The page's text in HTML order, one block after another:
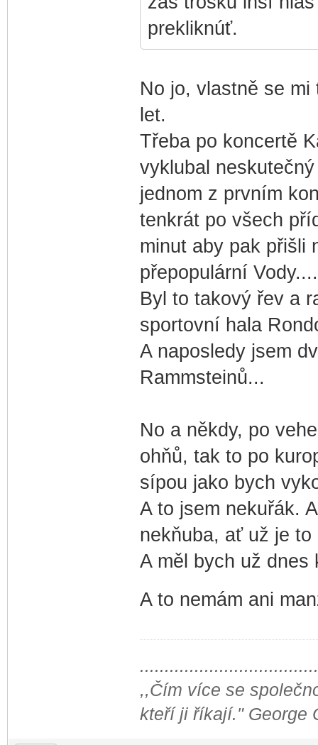
prekliknúť.
No jo, vlastně se
let.
Třeba po koncertě
vyklubal
jednom z prvním
tenkrát po všech
minut aby pak přišli
přepopulární
Byl to takový řev a
sportovní hala
A naposledy jsem
Rammsteinů...
No a někdy, po
ohňů, tak to po
sípou jako bych
A to jsem nekuřák.
nekňuba, ať už je to
A měl bych už dnes
A to nemám ani
,,Čím více se
kteří ji říkají." George